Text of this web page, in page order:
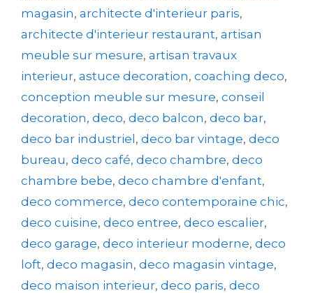
magasin, architecte d'interieur paris,
architecte d'interieur restaurant, artisan
meuble sur mesure, artisan travaux
interieur, astuce decoration, coaching deco,
conception meuble sur mesure, conseil
decoration, deco, deco balcon, deco bar,
deco bar industriel, deco bar vintage, deco
bureau, deco café, deco chambre, deco
chambre bebe, deco chambre d'enfant,
deco commerce, deco contemporaine chic,
deco cuisine, deco entree, deco escalier,
deco garage, deco interieur moderne, deco
loft, deco magasin, deco magasin vintage,
deco maison interieur, deco paris, deco